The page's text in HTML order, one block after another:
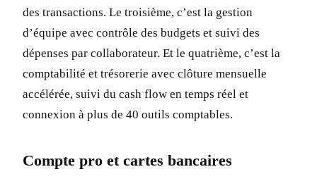
des transactions. Le troisième, c’est la gestion
d’équipe avec contrôle des budgets et suivi des
dépenses par collaborateur. Et le quatrième, c’est la
comptabilité et trésorerie avec clôture mensuelle
accélérée, suivi du cash flow en temps réel et
connexion à plus de 40 outils comptables.
Compte pro et cartes bancaires